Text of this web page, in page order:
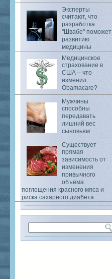
Эксперты
считают, что
разработка
"Швабе" поможет
развитию
медицины
Медицинское
страхование в
США – что
изменил
Obamacare?
Мужчины
способны
передавать
лишний вес
сыновьям
Существует
прямая
зависимость от
изменения
привычного
объёма
поглощения красного мяса и
риска сахарного диабета